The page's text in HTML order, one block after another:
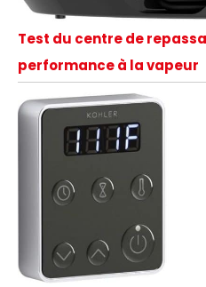
Test du centre de
performance à la vapeur